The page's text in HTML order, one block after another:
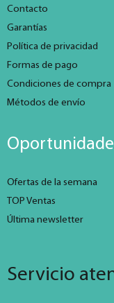
Contacto
Garantías
Política de privacidad
Formas de pago
Condiciones de compra
Métodos de envío
Ofertas de la semana
TOP Ventas
Última newsletter
Servicio